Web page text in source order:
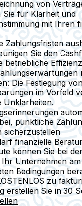
von
Sie für Klarheit und
mit Ihren
Zahlungsfristen
Sie den
betriebliche
: Die Festlegung von
im Vorfeld
Unklarheiten.
pünktliche
sicherzustellen.
finanzielle
können Sie bei
Unternehmen am
Bedingungen
zu
erstellen Sie in 30